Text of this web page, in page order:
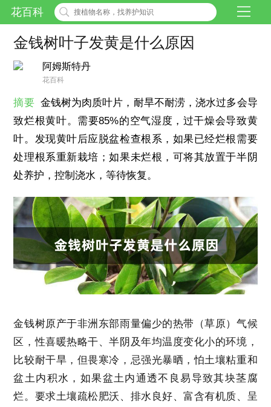
花百科
金钱树叶子发黄是什么原因
阿姆斯特丹
花百科
摘要 金钱树为肉质叶片，耐旱不耐涝，浇水过多会导
致烂根黄叶。需要85%的空气湿度，过干燥会导致黄
叶。发现黄叶后应脱盆检查根系，如果已经烂根需要
处理根系重新栽培；如果未烂根，可将其放置于半阴
处养护，控制浇水，等待恢复。
金钱树原产于非洲东部雨量偏少的热带（草原）气候
区，性喜暖热略干、半阴及年均温度变化小的环境，
比较耐干旱，但畏寒冷，忌强光暴晒，怕土壤粘重和
盆土内积水，如果盆土内通透不良易导致其块茎腐
烂。要求土壤疏松肥沃、排水良好、富含有机质、呈